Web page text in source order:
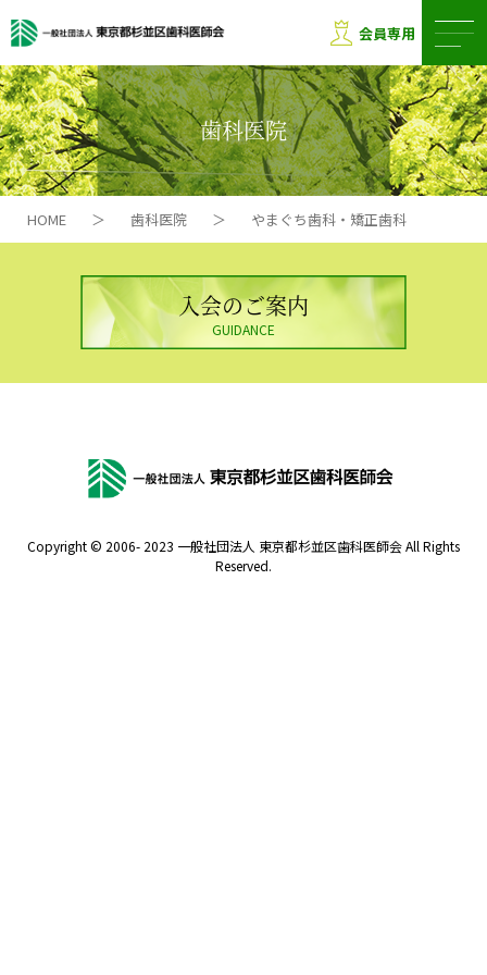
会員専用
歯科医院
HOME ＞ 歯科医院 ＞ やまぐち歯科・矯正歯科
入会のご案内
GUIDANCE
Copyright © 2006- 2023 一般社団法人 東京都杉並区歯科医師会 All Rights
Reserved.